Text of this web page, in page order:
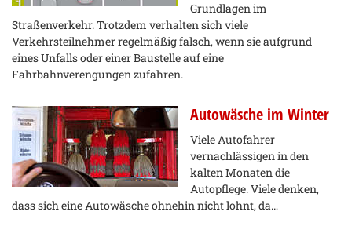
Grundlagen im
Straßenverkehr. Trotzdem verhalten sich viele
Verkehrsteilnehmer regelmäßig falsch, wenn sie aufgrund
eines Unfalls oder einer Baustelle auf eine
Fahrbahnverengungen zufahren.
Autowäsche im Winter
Viele Autofahrer
vernachlässigen in den
kalten Monaten die
Autopflege. Viele denken,
dass sich eine Autowäsche ohnehin nicht lohnt, da…